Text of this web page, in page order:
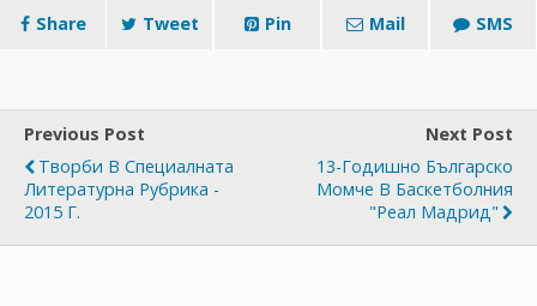
Share Tweet Pin Mail SMS
Previous Post
Творби В Специалната
Литературна Рубрика -
2015 Г.
Next Post
13-Годишно Българско
Момче В Баскетболния
"Реал Мадрид"